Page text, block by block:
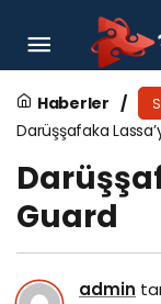
Haberler
Darüşşafaka
Guard
admin